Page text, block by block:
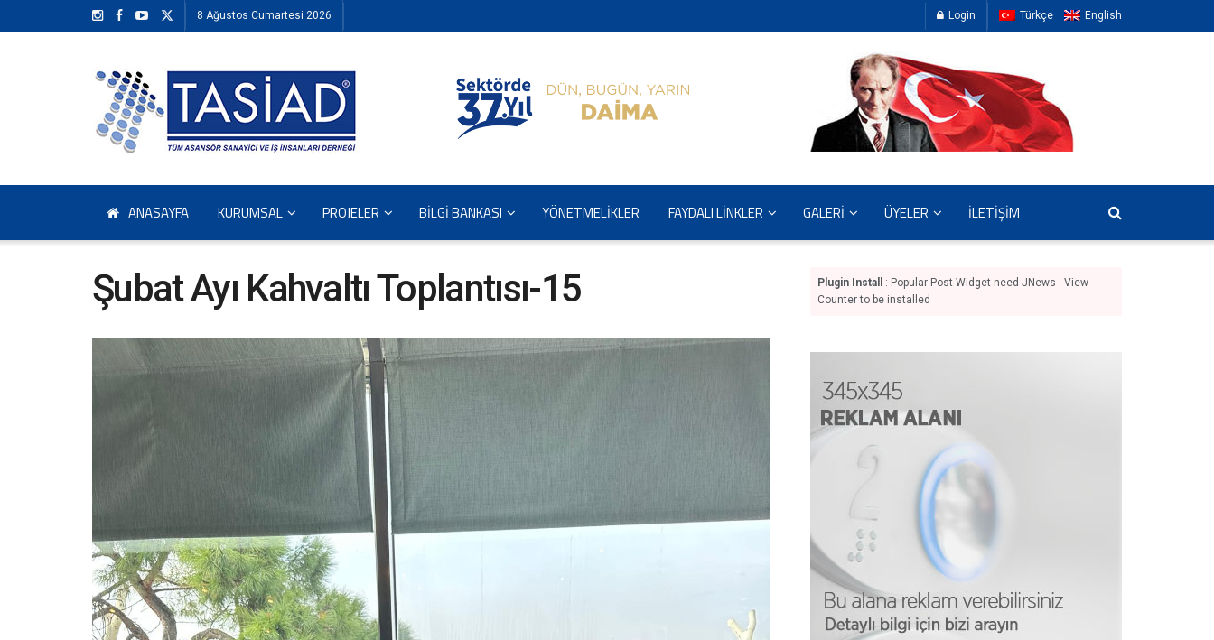
8 Ağustos Cumartesi 2026 Login Türkçe English
ANASAYFA KURUMSAL PROJELER BİLGİ BANKASI YÖNETMELİKLER FAYDALI LİNKLER GALERİ ÜYELER İLETİŞİM
Şubat Ayı Kahvaltı Toplantısı-15 Plugin Install
: Popular Post Widget need JNews - View
Counter to be installed